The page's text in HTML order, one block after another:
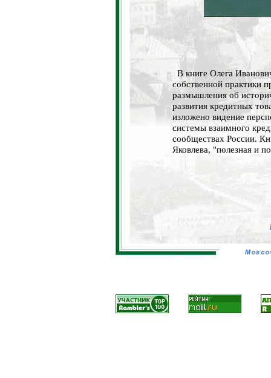
В книге Олега
собственной практики
размышления об
развития кредитных
изложено видение
системы взаимного
сообществах России.
Яковлева, "полезная и